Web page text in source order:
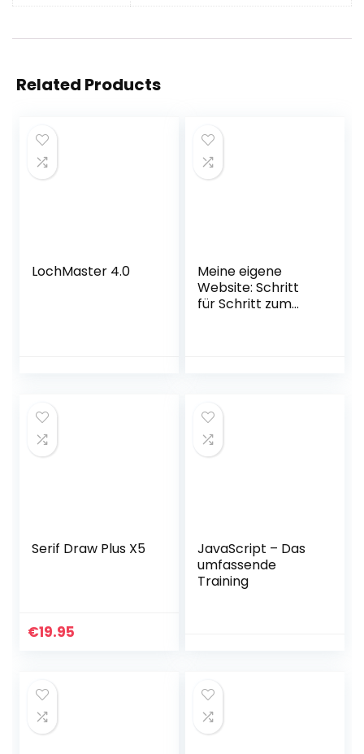
Related Products
LochMaster 4.0
Meine eigene
Website: Schritt
für Schritt zum
Serif Draw Plus X5
€19.95
JavaScript – Das
umfassende
Training